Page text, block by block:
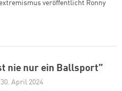
veröffentlicht Ronny
nie nur ein Ballsport”
April 2024